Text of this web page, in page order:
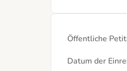
und könnte die
Öffentliche
Datum der